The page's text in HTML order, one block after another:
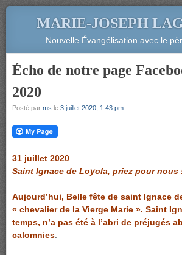
MARIE-JOSEPH
Nouvelle Évangélisation avec le
Écho de notre page
2020
Posté par ms le 3 juillet 2020, 1:43 pm
31 juillet 2020
Saint Ignace de Loyola, priez pour nous
Aujourd’hui, Belle fête de saint Ignace
« chevalier de la Vierge Marie ». Saint
temps, n’a pas été à l’abri de préjugés
calomnies